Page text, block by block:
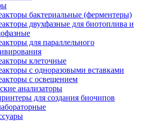
бактериальные (ферментеры)
двухфазные для биотоплива и
для параллельного
клеточные
с одноразовыми вставками
с освещением
анализаторы
для создания биочипов